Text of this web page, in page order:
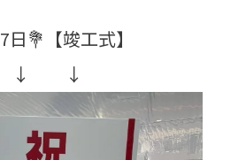
日💐【竣工式】
↓ ↓